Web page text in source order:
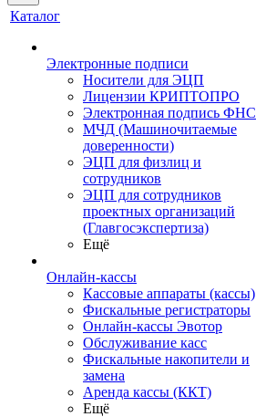
Каталог
Электронные подписи
Носители для ЭЦП
Лицензии КРИПТОПРО
Электронная подпись ФНС
МЧД (Машиночитаемые
доверенности)
ЭЦП для физлиц и
сотрудников
ЭЦП для сотрудников
проектных организаций
(Главгосэкспертиза)
Ещё
Онлайн-кассы
Кассовые аппараты (кассы)
Фискальные регистраторы
Онлайн-кассы Эвотор
Обслуживание касс
Фискальные накопители и
замена
Аренда кассы (ККТ)
Ещё